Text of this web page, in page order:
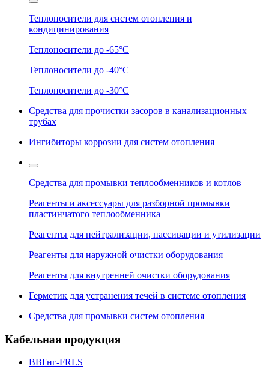
Теплоносители для систем отопления и
кондицинирования
Теплоносители до -65°C
Теплоносители до -40°C
Теплоносители до -30°C
Средства для прочистки засоров в канализационных
трубах
Ингибиторы коррозии для систем отопления
Средства для промывки теплообменников и котлов
Реагенты и аксессуары для разборной промывки
пластинчатого теплообменника
Реагенты для нейтрализации, пассивации и утилизации
Реагенты для наружной очистки оборудования
Реагенты для внутренней очистки оборудования
Герметик для устранения течей в системе отопления
Средства для промывки систем отопления
Кабельная продукция
ВВГнг-FRLS